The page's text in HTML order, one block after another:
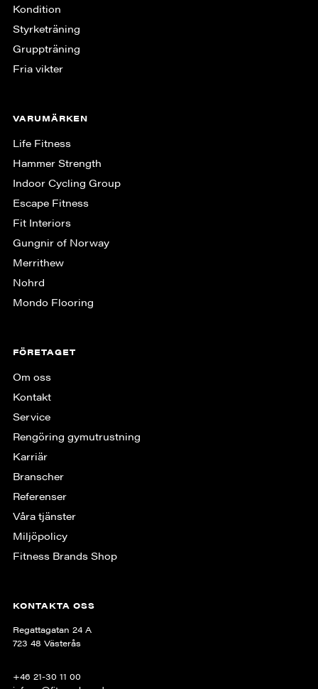
Kondition
Styrketräning
Gruppträning
Fria vikter
VARUMÄRKEN
Life Fitness
Hammer Strength
Indoor Cycling Group
Escape Fitness
Fit Interiors
Gungnir of Norway
Merrithew
Nohrd
Mondo Flooring
FÖRETAGET
Om oss
Kontakt
Service
Rengöring gymutrustning
Karriär
Branscher
Referenser
Våra tjänster
Miljöpolicy
Fitness Brands Shop
KONTAKTA OSS
Regattagatan 24 A
723 48 Västerås
+46 21-30 11 00